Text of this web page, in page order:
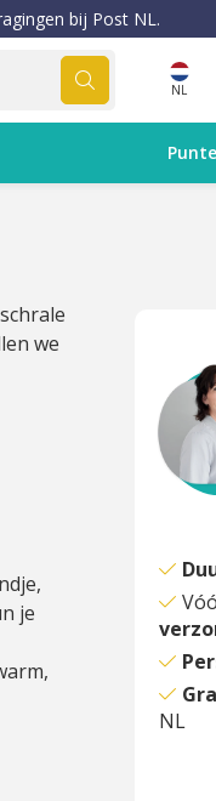
bij Post NL.
NL
we
je
NL